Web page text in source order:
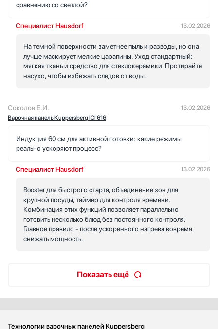
сравнению со светлой?
Специалист Hausdorf 13.02.2026
На темной поверхности заметнее пыль и разводы, но она
лучше маскирует мелкие царапины. Уход стандартный:
мягкая ткань и средство для стеклокерамики. Протирайте
насухо, чтобы избежать следов от воды.
Соколов Е.И.
Варочная панель Kuppersberg ICI 616
13.02.2026
Индукция 60 см для активной готовки: какие режимы
реально ускоряют процесс?
Специалист Hausdorf 13.02.2026
Booster для быстрого старта, объединение зон для
крупной посуды, таймер для контроля времени.
Комбинация этих функций позволяет параллельно
готовить несколько блюд без постоянного контроля.
Главное правило - после ускоренного нагрева вовремя
снижать мощность.
Показать ещё
Технологии варочных панелей Kuppersberg